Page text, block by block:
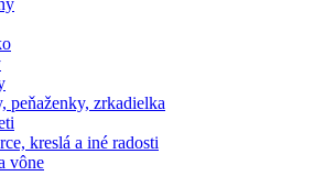
peňaženky, zrkadielka
kreslá a iné radosti
vône